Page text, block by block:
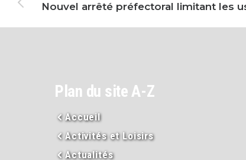
Plan du site A-Z
Accueil
Activités et Loisirs
Actualités